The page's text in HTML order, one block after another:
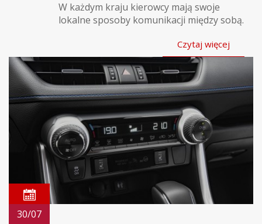
W każdym kraju kierowcy mają swoje
lokalne sposoby komunikacji między sobą.
Czytaj więcej
30/07